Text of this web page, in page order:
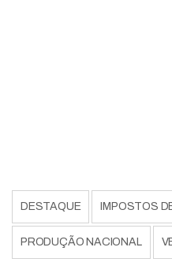
DESTAQUE IMPOSTOS
PRODUÇÃO NACIONAL